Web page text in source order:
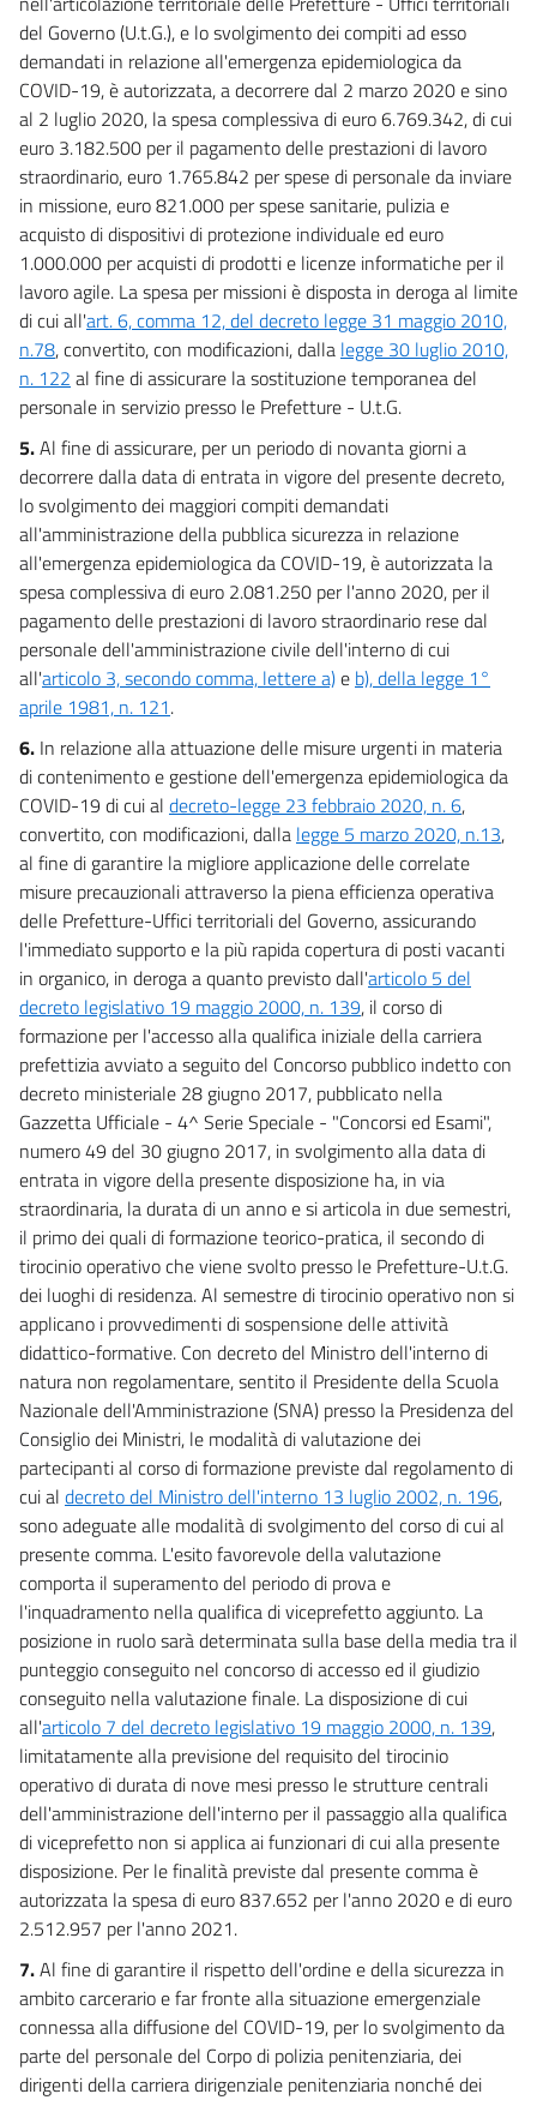
42
43
44
44 bis
45
46
47
48
Titolo III
Misure a sostegno della liquidità attraverso il sistema bancario
49
49 bis
50
51
52
53
54
54 bis
54 ter
54 quater
55
56
57
58
59
Titolo IV
Misure fiscali a sostegno della liquidità delle famiglie e delle imprese
60
61
61 bis
62
62 bis
63
64
65
66
67
68
69
70
71
71 bis
Titolo V
Ulteriori disposizioni
((...))
72
72 bis
72 ter
72 quater
73
73 bis
74
74 bis
74 ter
75
76
77
78
del Governo (U.t.G.), e lo svolgimento dei compiti ad esso
demandati in relazione all'emergenza epidemiologica da
COVID-19, è autorizzata, a decorrere dal 2 marzo 2020 e sino
al 2 luglio 2020, la spesa complessiva di euro 6.769.342, di cui
euro 3.182.500 per il pagamento delle prestazioni di lavoro
straordinario, euro 1.765.842 per spese di personale da inviare
in missione, euro 821.000 per spese sanitarie, pulizia e
acquisto di dispositivi di protezione individuale ed euro
1.000.000 per acquisti di prodotti e licenze informatiche per il
lavoro agile. La spesa per missioni è disposta in deroga al limite
di cui all'art. 6, comma 12, del decreto legge 31 maggio 2010,
n.78, convertito, con modificazioni, dalla legge 30 luglio 2010,
n. 122 al fine di assicurare la sostituzione temporanea del
personale in servizio presso le Prefetture - U.t.G.
5.Al fine di assicurare, per un periodo di novanta giorni a
decorrere dalla data di entrata in vigore del presente decreto,
lo svolgimento dei maggiori compiti demandati
all'amministrazione della pubblica sicurezza in relazione
all'emergenza epidemiologica da COVID-19, è autorizzata la
spesa complessiva di euro 2.081.250 per l'anno 2020, per il
pagamento delle prestazioni di lavoro straordinario rese dal
personale dell'amministrazione civile dell'interno di cui
all'articolo 3, secondo comma, lettere a)e b), della legge 1°
aprile 1981, n. 121.
6. In relazione alla attuazione delle misure urgenti in materia
di contenimento e gestione dell'emergenza epidemiologica da
COVID-19 di cui al decreto-legge 23 febbraio 2020, n. 6,
convertito, con modificazioni, dalla legge 5 marzo 2020, n.13,
al fine di garantire la migliore applicazione delle correlate
misure precauzionali attraverso la piena efficienza operativa
delle Prefetture-Uffici territoriali del Governo, assicurando
l'immediato supporto e la più rapida copertura di posti vacanti
in organico, in deroga a quanto previsto dall'articolo 5 del
decreto legislativo 19 maggio 2000, n. 139, il corso di
formazione per l'accesso alla qualifica iniziale della carriera
prefettizia avviato a seguito del Concorso pubblico indetto con
decreto ministeriale 28 giugno 2017, pubblicato nella
Gazzetta Ufficiale - 4^ Serie Speciale - "Concorsi ed Esami",
numero 49 del 30 giugno 2017, in svolgimento alla data di
entrata in vigore della presente disposizione ha, in via
straordinaria, la durata di un anno e si articola in due semestri,
il primo dei quali di formazione teorico-pratica, il secondo di
tirocinio operativo che viene svolto presso le Prefetture-U.t.G.
dei luoghi di residenza. Al semestre di tirocinio operativo non si
applicano i provvedimenti di sospensione delle attività
didattico-formative. Con decreto del Ministro dell'interno di
natura non regolamentare, sentito il Presidente della Scuola
Nazionale dell'Amministrazione (SNA) presso la Presidenza del
Consiglio dei Ministri, le modalità di valutazione dei
partecipanti al corso di formazione previste dal regolamento di
cui al decreto del Ministro dell'interno 13 luglio 2002, n. 196,
sono adeguate alle modalità di svolgimento del corso di cui al
presente comma. L'esito favorevole della valutazione
comporta il superamento del periodo di prova e
l'inquadramento nella qualifica di viceprefetto aggiunto. La
posizione in ruolo sarà determinata sulla base della media tra il
punteggio conseguito nel concorso di accesso ed il giudizio
conseguito nella valutazione finale. La disposizione di cui
all'articolo 7 del decreto legislativo 19 maggio 2000, n. 139,
limitatamente alla previsione del requisito del tirocinio
operativo di durata di nove mesi presso le strutture centrali
dell'amministrazione dell'interno per il passaggio alla qualifica
di viceprefetto non si applica ai funzionari di cui alla presente
disposizione. Per le finalità previste dal presente comma è
autorizzata la spesa di euro 837.652 per l'anno 2020 e di euro
2.512.957 per l'anno 2021.
7.Al fine di garantire il rispetto dell'ordine e della sicurezza in
ambito carcerario e far fronte alla situazione emergenziale
connessa alla diffusione del COVID-19, per lo svolgimento da
parte del personale del Corpo di polizia penitenziaria, dei
dirigenti della carriera dirigenziale penitenziaria nonché dei